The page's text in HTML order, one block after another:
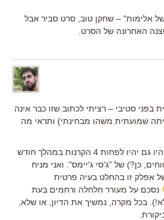
אלימות" – שחקן טוב, סרט סביר אבל
האחרונה של הסרט.
בפני סטיבי – רציתי לכתוב שזו כבר אינה
שמועתית משהו מבחינתי) ותראי מה
אנסה שוב – לפי היחצנית יהיו גם יהיו לפחות 4 הקרנות במהלך חודש
כן?) של "ג'סי ג'יימס". ואני מניח
אפלק זו בהחלט בעיה פרטית
נסכם על מעורר חלחלה ורחמים בעת
בכל מקרה, נמשיך את הדיון, או שלא,